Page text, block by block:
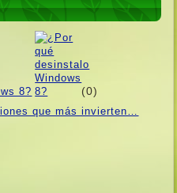
8? (0)
que más invierten…